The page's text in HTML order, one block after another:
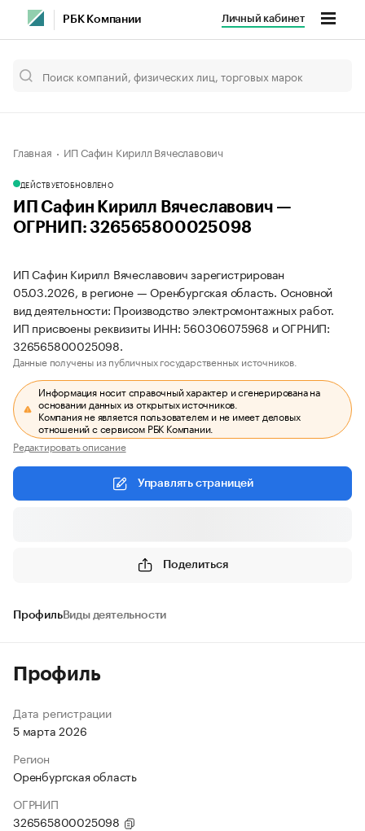
РБК Компании Личный кабинет
Главная ИП Сафин Кирилл Вячеславович
ДЕЙСТВУЕТОБНОВЛЕНО
ИП Сафин Кирилл Вячеславович —
ОГРНИП: 326565800025098
ИП Сафин Кирилл Вячеславович зарегистрирован
05.03.2026, в регионе — Оренбургская область. Основной
вид деятельности: Производство электромонтажных работ.
ИП присвоены реквизиты ИНН: 560306075968 и ОГРНИП:
326565800025098.
Данные получены из публичных государственных источников.
Информация носит справочный характер и сгенерирована на
основании данных из открытых источников.
Компания не является пользователем и не имеет деловых
отношений с сервисом РБК Компании.
Редактировать описание
Управлять страницей
Поделиться
ПрофильВиды деятельности
Профиль
Дата регистрации
5 марта 2026
Регион
Оренбургская область
ОГРНИП
326565800025098